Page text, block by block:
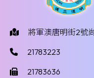
將軍澳唐明街2號
21783223
21783636